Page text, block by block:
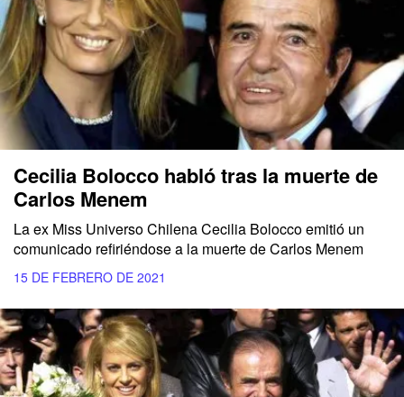
Cecilia Bolocco habló tras la muerte de
Carlos Menem
La ex Miss Universo Chilena Cecilia Bolocco emitió un
comunicado refiriéndose a la muerte de Carlos Menem
15 DE FEBRERO DE 2021